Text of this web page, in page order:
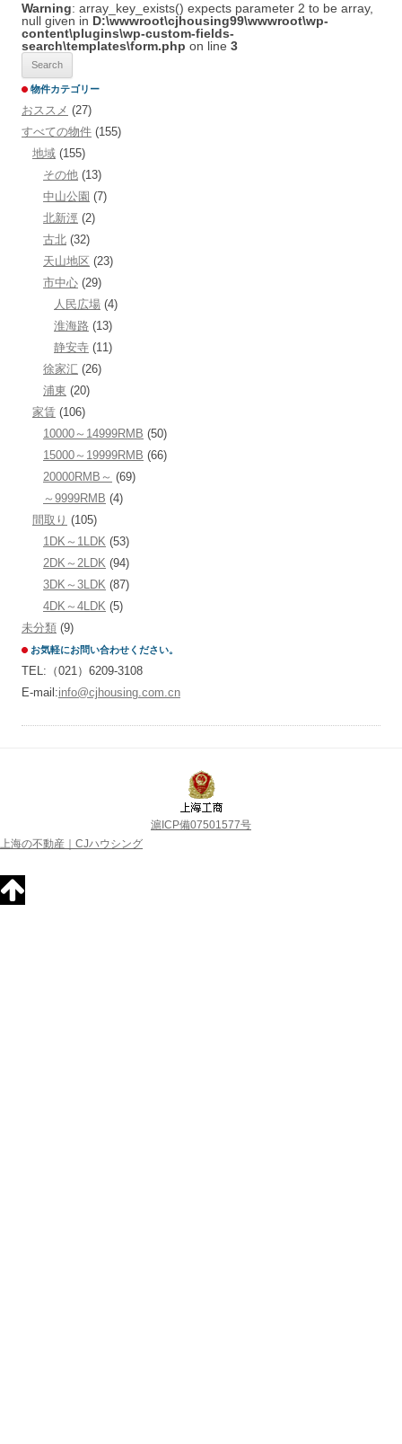
Warning: array_key_exists() expects parameter 2 to be array,
null given in D:\wwwroot\cjhousing99\wwwroot\wp-
content\plugins\wp-custom-fields-
search\templates\form.php on line 3
物件カテゴリー
おススメ (27)
すべての物件 (155)
地域 (155)
その他 (13)
中山公園 (7)
北新涇 (2)
古北 (32)
天山地区 (23)
市中心 (29)
人民広場 (4)
淮海路 (13)
静安寺 (11)
徐家汇 (26)
浦東 (20)
家賃 (106)
10000～14999RMB (50)
15000～19999RMB (66)
20000RMB～ (69)
～9999RMB (4)
間取り (105)
1DK～1LDK (53)
2DK～2LDK (94)
3DK～3LDK (87)
4DK～4LDK (5)
未分類 (9)
お気軽にお問い合わせください。
TEL:（021）6209-3108
E-mail:info@cjhousing.com.cn
滬ICP備07501577号
上海の不動産｜CJハウシング